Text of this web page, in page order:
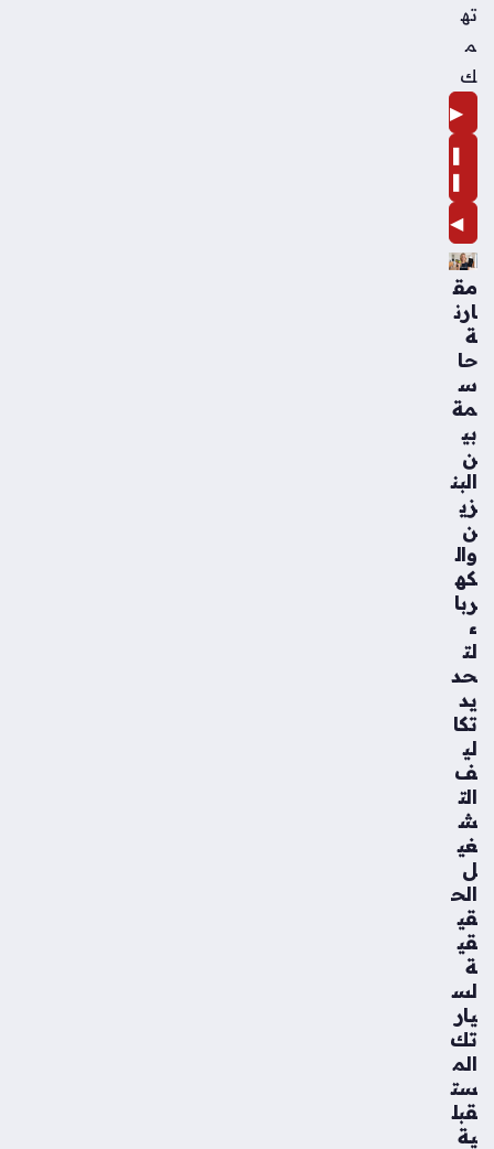
ته
م
ك
▶
❚
❚
◀
مق
ارن
ة
حا
س
مة
بي
ن
البن
زي
ن
وال
كه
ربا
ء
لت
حد
يد
تكا
لي
ف
الت
ش
غي
ل
الح
قي
قي
ة
لس
يار
تك
الم
ست
قبل
ية